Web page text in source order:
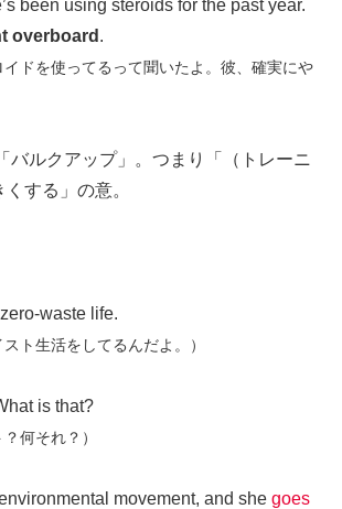
been using steroids for the past year.
overboard .
イドを使ってるって聞いたよ。彼、確実にや
バルクアップ」。つまり「（トレーニ
する」の意。
waste life.
スト生活をしてるんだよ。）
is that?
何それ？）
movement, and she goes